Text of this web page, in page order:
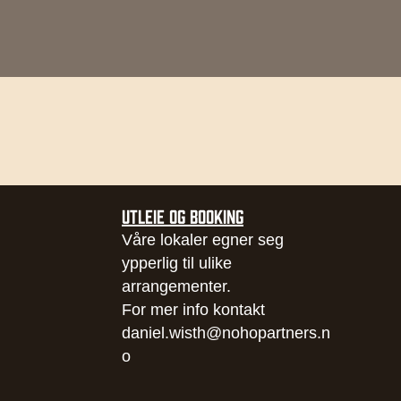
UTLEIE OG BOOKING
Våre lokaler egner seg
ypperlig til ulike
arrangementer.
For mer info kontakt
daniel.wisth@nohopartners.n
o